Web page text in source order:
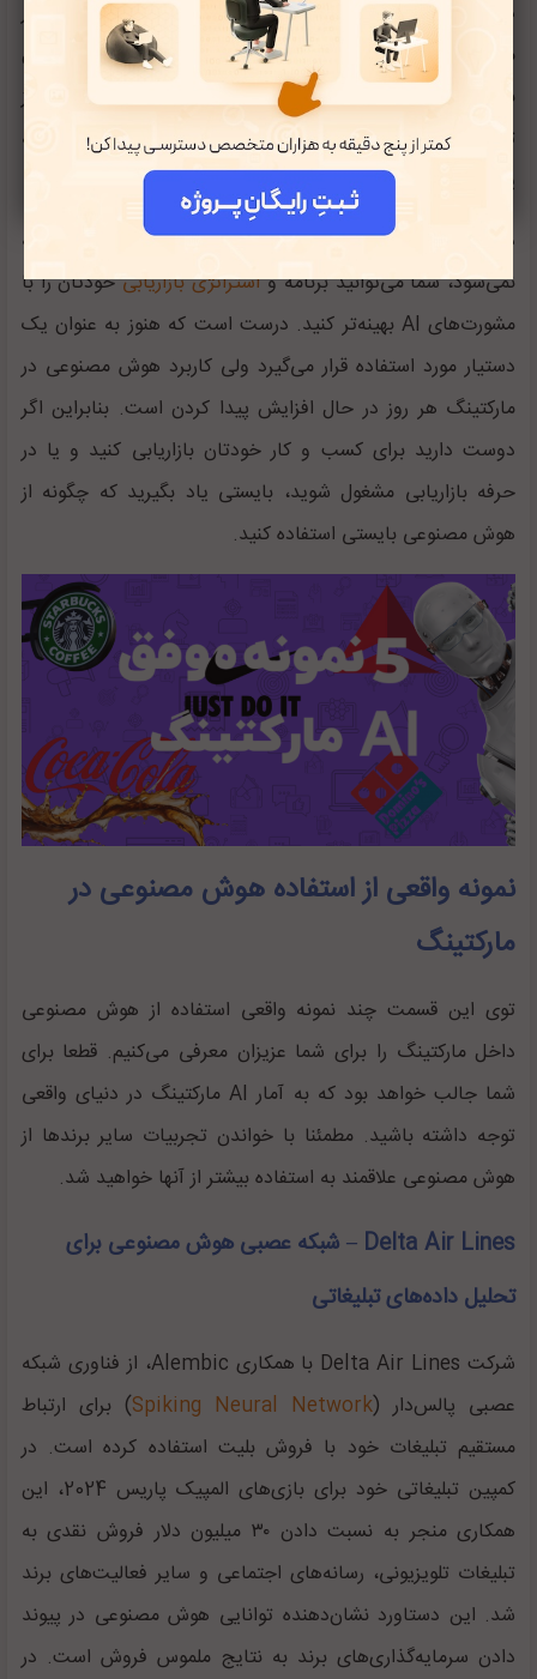
دارند، تا سیستم‌های پیش‌بینی رفتار مصرف‌کننده، تولید خودکار
محتوا و بهینه‌سازی نرخ تبدیل (CRO)، هوش مصنوعی در حال
بازنویسی قواعد بازی بازاریابی است. به‌بیان ساده‌تر، اگر تا دیروز
تجربه مشتری یک مزیت رقابتی بود، امروز با هوش مصنوعی به
یک ضرورت تبدیل شده است.
دیگر از هوش مصنوعی صرفاً برای نوشتن یک سناریو کمک گرفته
نمی‌شود، شما می‌توانید برنامه واستراتژی بازاریابیخودتان را با
مشورت‌های AI بهینه‌تر کنید. درست است که هنوز به عنوان یک
دستیار مورد استفاده قرار می‌گیرد ولی کاربرد‌ هوش مصنوعی در
مارکتینگ هر روز در حال افزایش پیدا کردن است. بنابراین اگر
دوست دارید برای کسب و کار خودتان بازاریابی کنید و یا در
حرفه بازاریابی مشغول شوید، بایستی یاد بگیرید که چگونه از
هوش مصنوعی بایستی استفاده کنید.
نمونه واقعی از استفاده هوش مصنوعی در
مارکتینگ
توی این قسمت چند نمونه واقعی استفاده از هوش مصنوعی
داخل مارکتینگ را برای شما عزیزان معرفی می‌کنیم. قطعا برای
شما جالب خواهد بود که به آمار AI مارکتینگ در دنیای واقعی
توجه داشته باشید. مطمئنا با خواندن تجربیات سایر برند‌ها از
هوش مصنوعی علاقمند به استفاده بیشتر از آنها خواهید شد.
Delta Air Lines – شبکه عصبی هوش مصنوعی برای
تحلیل داده‌های تبلیغاتی
شرکت Delta Air Lines با همکاری Alembic، از فناوری شبکه
عصبی پالس‌دار (Spiking Neural Network) برای ارتباط
مستقیم تبلیغات خود با فروش بلیت استفاده کرده است. در
کمپین تبلیغاتی خود برای بازی‌های المپیک پاریس 2024، این
همکاری منجر به نسبت دادن ۳۰ میلیون دلار فروش نقدی به
تبلیغات تلویزیونی، رسانه‌های اجتماعی و سایر فعالیت‌های برند
شد. این دستاورد نشان‌دهنده توانایی هوش مصنوعی در پیوند
دادن سرمایه‌گذاری‌های برند به نتایج ملموس فروش است. در